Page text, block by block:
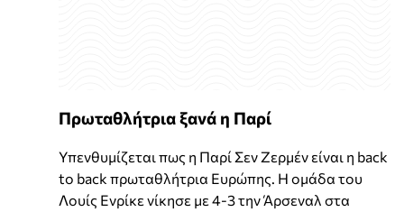
Πρωταθλήτρια ξανά η Παρί
Υπενθυμίζεται πως η Παρί Σεν Ζερμέν είναι η back
to back πρωταθλήτρια Ευρώπης. Η ομάδα του
Λουίς Ενρίκε νίκησε με 4-3 την Άρσεναλ στα